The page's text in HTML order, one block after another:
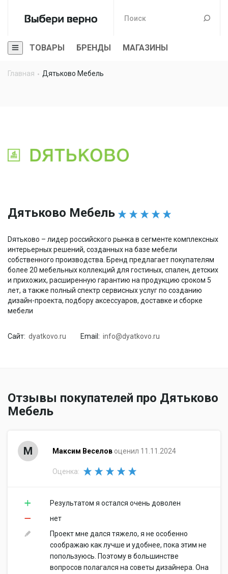
ТОВАРЫ БРЕНДЫ МАГАЗИНЫ
Главная Дятьково Мебель
Дятьково Мебель
Dятьково – лидер российского рынка в сегменте комплексных
интерьерных решений, созданных на базе мебели
собственного производства. Бренд предлагает покупателям
более 20 мебельных коллекций для гостиных, спален, детских
и прихожих, расширенную гарантию на продукцию сроком 5
лет, а также полный спектр сервисных услуг по созданию
дизайн-проекта, подбору аксессуаров, доставке и сборке
мебели
Сайт: dyatkovo.ru Email: info@dyatkovo.ru
Отзывы покупателей про Дятьково
Мебель
М Максим Веселов оценил 11.11.2024
Оценка:
Результатом я остался очень доволен
нет
Проект мне дался тяжело, я не особенно
соображаю как лучше и удобнее, пока этим не
попользуюсь. Поэтому в большинстве
вопросов полагался на советы дизайнера. Она